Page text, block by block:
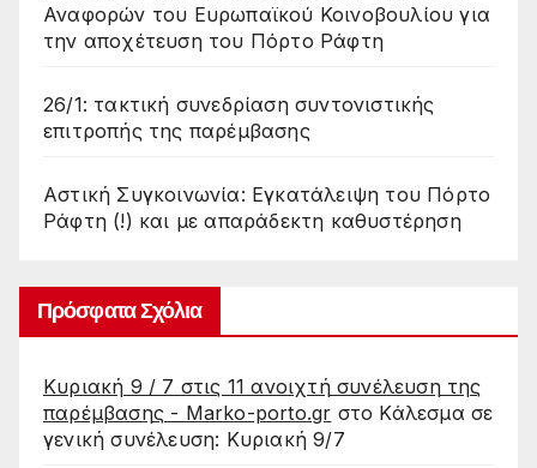
Αναφορών του Ευρωπαϊκού Κοινοβουλίου για
την αποχέτευση του Πόρτο Ράφτη
26/1: τακτική συνεδρίαση συντονιστικής
επιτροπής της παρέμβασης
Αστική Συγκοινωνία: Εγκατάλειψη του Πόρτο
Ράφτη (!) και με απαράδεκτη καθυστέρηση
Πρόσφατα Σχόλια
Κυριακή 9 / 7 στις 11 ανοιχτή συνέλευση της
παρέμβασης - Marko-porto.gr στο Κάλεσμα σε
γενική συνέλευση: Κυριακή 9/7